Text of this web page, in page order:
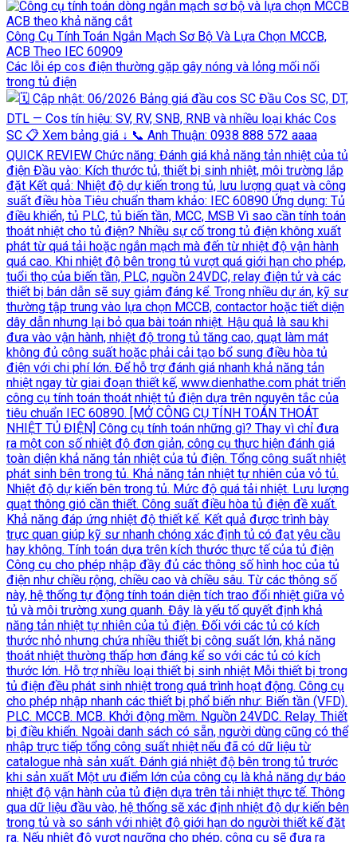
Công Cụ Tính Toán Ngắn Mạch Sơ Bộ Và Lựa Chọn MCCB,
ACB Theo IEC 60909
Các lỗi ép cos điện thường gặp gây nóng và lỏng mối nối
trong tủ điện